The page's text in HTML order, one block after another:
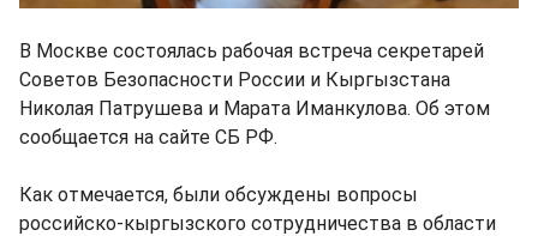
В Москве состоялась рабочая встреча секретарей
Советов Безопасности России и Кыргызстана
Николая Патрушева и Марата Иманкулова. Об этом
сообщается на сайте СБ РФ.
Как отмечается, были обсуждены вопросы
российско-кыргызского сотрудничества в области